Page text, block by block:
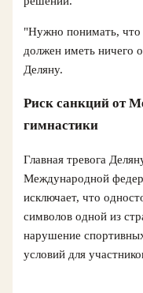
"Нужно понимать, что
должен иметь ничего
Деляну.
Риск санкций от
гимнастики
Главная тревога
Международной
исключает, что
символов одной из
нарушение
условий для